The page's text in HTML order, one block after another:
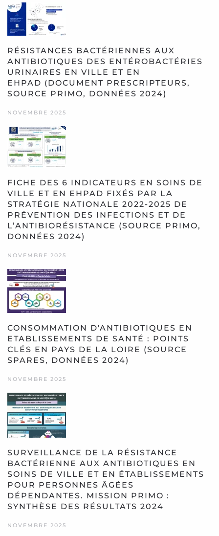
RÉSISTANCES BACTÉRIENNES AUX
ANTIBIOTIQUES DES ENTÉROBACTÉRIES
URINAIRES EN VILLE ET EN
EHPAD (DOCUMENT PRESCRIPTEURS,
SOURCE PRIMO, DONNÉES 2024)
NOVEMBRE 2025
FICHE DES 6 INDICATEURS EN SOINS DE
VILLE ET EN EHPAD FIXÉS PAR LA
STRATÉGIE NATIONALE 2022-2025 DE
PRÉVENTION DES INFECTIONS ET DE
L’ANTIBIORÉSISTANCE (SOURCE PRIMO,
DONNÉES 2024)
NOVEMBRE 2025
CONSOMMATION D'ANTIBIOTIQUES EN
ETABLISSEMENTS DE SANTÉ : POINTS
CLÉS EN PAYS DE LA LOIRE (SOURCE
SPARES, DONNÉES 2024)
NOVEMBRE 2025
SURVEILLANCE DE LA RÉSISTANCE
BACTÉRIENNE AUX ANTIBIOTIQUES EN
SOINS DE VILLE ET EN ÉTABLISSEMENTS
POUR PERSONNES ÂGÉES
DÉPENDANTES. MISSION PRIMO :
SYNTHÈSE DES RÉSULTATS 2024
NOVEMBRE 2025